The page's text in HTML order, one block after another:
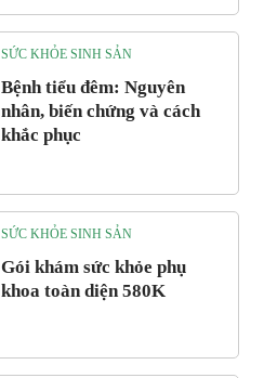
SỨC KHỎE SINH SẢN
Bệnh tiểu đêm: Nguyên
nhân, biến chứng và cách
khắc phục
SỨC KHỎE SINH SẢN
Gói khám sức khỏe phụ
khoa toàn diện 580K